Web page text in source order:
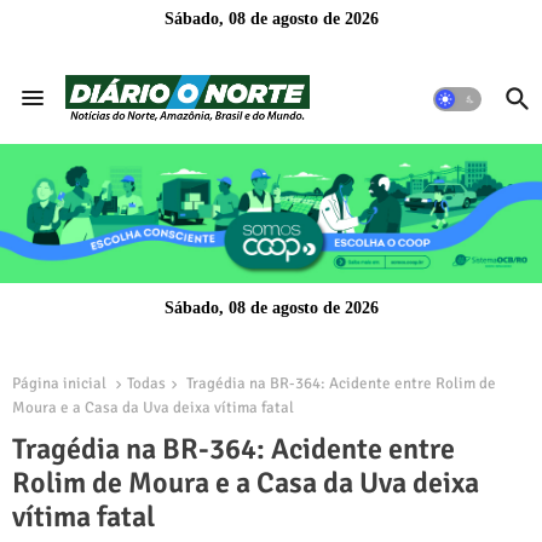
Sábado, 08 de agosto de 2026
Sábado, 08 de agosto de 2026
Página inicial Todas
Tragédia na BR-364: Acidente entre Rolim de
Moura e a Casa da Uva deixa vítima fatal
Tragédia na BR-364: Acidente entre
Rolim de Moura e a Casa da Uva deixa
vítima fatal